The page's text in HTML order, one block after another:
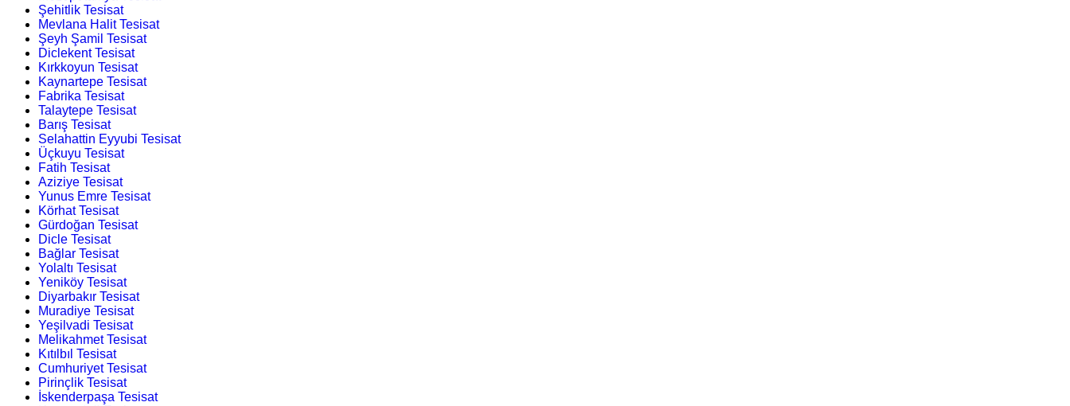
Şehitlik Tesisat
Mevlana Halit Tesisat
Şeyh Şamil Tesisat
Diclekent Tesisat
Kırkkoyun Tesisat
Kaynartepe Tesisat
Fabrika Tesisat
Talaytepe Tesisat
Barış Tesisat
Selahattin Eyyubi Tesisat
Üçkuyu Tesisat
Fatih Tesisat
Aziziye Tesisat
Yunus Emre Tesisat
Körhat Tesisat
Gürdoğan Tesisat
Dicle Tesisat
Bağlar Tesisat
Yolaltı Tesisat
Yeniköy Tesisat
Diyarbakır Tesisat
Muradiye Tesisat
Yeşilvadi Tesisat
Melikahmet Tesisat
Kıtılbıl Tesisat
Cumhuriyet Tesisat
Pirinçlik Tesisat
İskenderpaşa Tesisat